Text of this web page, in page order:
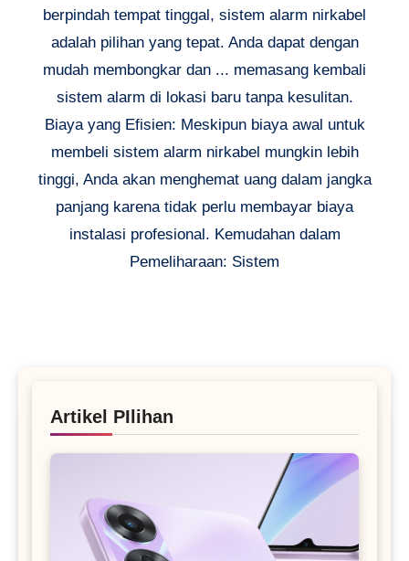
berpindah tempat tinggal, sistem alarm nirkabel
adalah pilihan yang tepat. Anda dapat dengan
mudah membongkar dan ... memasang kembali
sistem alarm di lokasi baru tanpa kesulitan.
Biaya yang Efisien: Meskipun biaya awal untuk
membeli sistem alarm nirkabel mungkin lebih
tinggi, Anda akan menghemat uang dalam jangka
panjang karena tidak perlu membayar biaya
instalasi profesional. Kemudahan dalam
Pemeliharaan: Sistem
Artikel PIlihan